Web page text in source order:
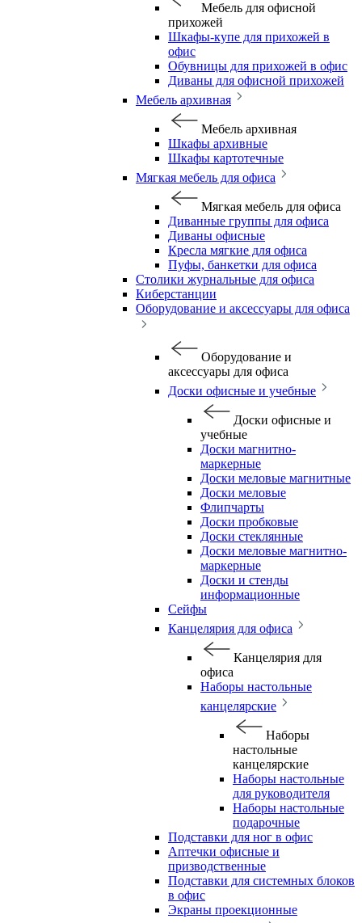
Мебель для офисной
прихожей
Шкафы-купе для прихожей в
офис
Обувницы для прихожей в офис
Диваны для офисной прихожей
Мебель архивная
Мебель архивная
Шкафы архивные
Шкафы картотечные
Мягкая мебель для офиса
Мягкая мебель для офиса
Диванные группы для офиса
Диваны офисные
Кресла мягкие для офиса
Пуфы, банкетки для офиса
Столики журнальные для офиса
Киберстанции
Оборудование и аксессуары для офиса
Оборудование и
аксессуары для офиса
Доски офисные и учебные
Доски офисные и
учебные
Доски магнитно-
маркерные
Доски меловые магнитные
Доски меловые
Флипчарты
Доски пробковые
Доски стеклянные
Доски меловые магнитно-
маркерные
Доски и стенды
информационные
Сейфы
Канцелярия для офиса
Канцелярия для
офиса
Наборы настольные
канцелярские
Наборы
настольные
канцелярские
Наборы настольные
для руководителя
Наборы настольные
подарочные
Подставки для ног в офис
Аптечки офисные и
призводственные
Подставки для системных блоков
в офис
Экраны проекционные